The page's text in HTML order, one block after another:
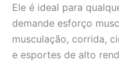
Ele é ideal para
demande esforço
musculação, corrida,
e esportes de alto